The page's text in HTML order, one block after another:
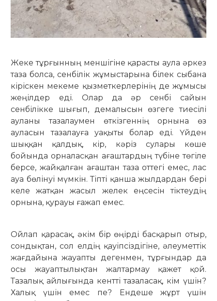
Жеке тұрғынның меншігіне қарасты аула әркез
таза болса, сенбілік жұ­мыс­тарына білек сыбана
кіріскен ме­кеме қызметкерлерінің де жұмысы
жеңілдер еді. Олар да әр сенбі сайын
сенбілікке шығып, демалысын өзгеге тиесілі
ауланы тазалаумен өткізгеннің орнына өз
ауласын тазалауға уақыты болар еді. Үйден
шыққан қалдық, кір, кәріз сулары көше
бойында орна­ласқан ағаштардың түбіне төгіле
бер­се, жайқалған ағаштан таза оттегі емес, лас
ауа бөлінуі мүмкін. Тіпті қан­ша жылдардан бері
келе жатқан жа­сыл желек еңсесін тіктеудің
орнына, қурауы ғажап емес.
Ойлап қарасақ, әкім бір өңірді бас­қарып отыр,
сондықтан, сол елдің қауіп­сіздігіне, әлеуметтік
жағдайына жауапты дегенмен, тұрғындар да
осы жауаптылықтан жалтармау қажет қой.
Тазалық айлығында кентті тазаласақ, кім үшін?
Халық үшін емес пе? Ендеше жұрт үшін